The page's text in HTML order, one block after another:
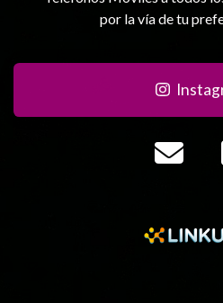
por la vía de tu